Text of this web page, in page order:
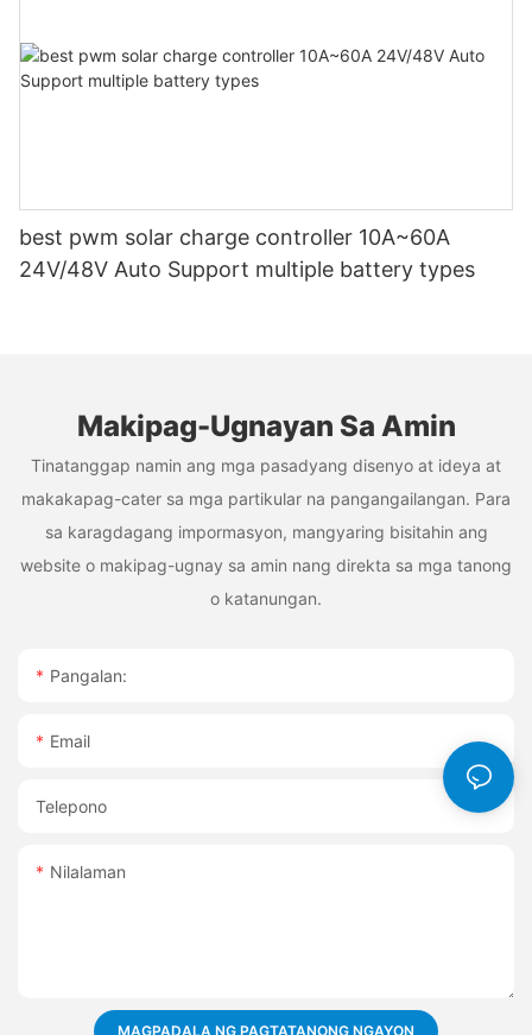
best pwm solar charge controller 10A~60A
24V/48V Auto Support multiple battery types
Makipag-Ugnayan Sa Amin
Tinatanggap namin ang mga pasadyang disenyo at ideya at
makakapag-cater sa mga partikular na pangangailangan. Para
sa karagdagang impormasyon, mangyaring bisitahin ang
website o makipag-ugnay sa amin nang direkta sa mga tanong
o katanungan.
Pangalan:
Email
Telepono
Nilalaman
MAGPADALA NG PAGTATANONG NGAYON